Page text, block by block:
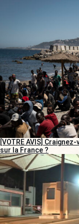
[VOTRE AVIS]
sur la France ?